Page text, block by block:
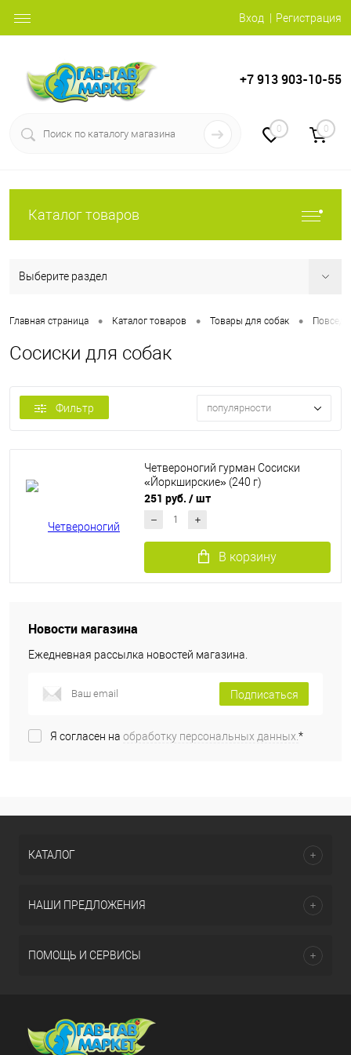
Вход Регистрация
+7 913 903-10-55
0 0
Каталог товаров
Выберите раздел
Главная страница • Каталог товаров • Товары для собак •
Сосиски для собак
Фильтр популярности
Четвероногий гурман Сосиски
«Йоркширские» (240 г)
251 руб. / шт
В корзину
Новости магазина
Ежедневная рассылка новостей магазина.
Подписаться
Я согласен на обработку персональных данных.*
КАТАЛОГ
НАШИ ПРЕДЛОЖЕНИЯ
ПОМОЩЬ И СЕРВИСЫ